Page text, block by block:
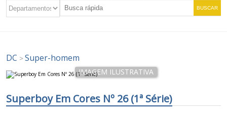
DC >Super-homem
Superboy Em Cores Nº 26 (1ª Série)